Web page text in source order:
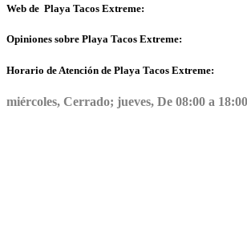
Web de Playa Tacos Extreme:
Opiniones sobre Playa Tacos Extreme:
Horario de Atención de Playa Tacos Extreme:
miércoles, Cerrado; jueves, De 08:00 a